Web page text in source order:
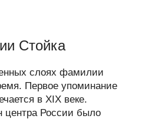
Стойка
слоях фамилии
Первое упоминание
в XIX веке.
центра России было